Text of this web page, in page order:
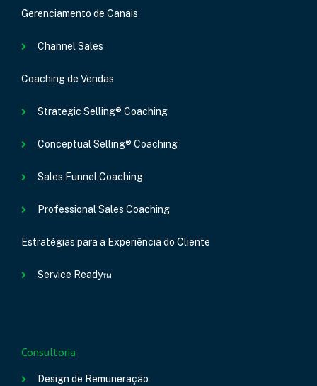
Gerenciamento de Canais
Channel Sales
Coaching de Vendas
Strategic Selling® Coaching
Conceptual Selling® Coaching
Sales Funnel Coaching
Professional Sales Coaching
Estratégias para a Experiência do Cliente
Service Ready™
Consultoria
Design de Remuneração